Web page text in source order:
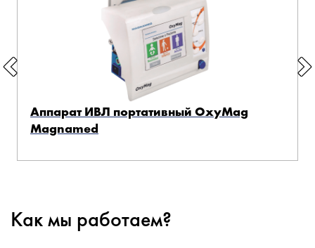
Аппарат ИВЛ портативный OxyMag
Magnamed
Как мы работаем?